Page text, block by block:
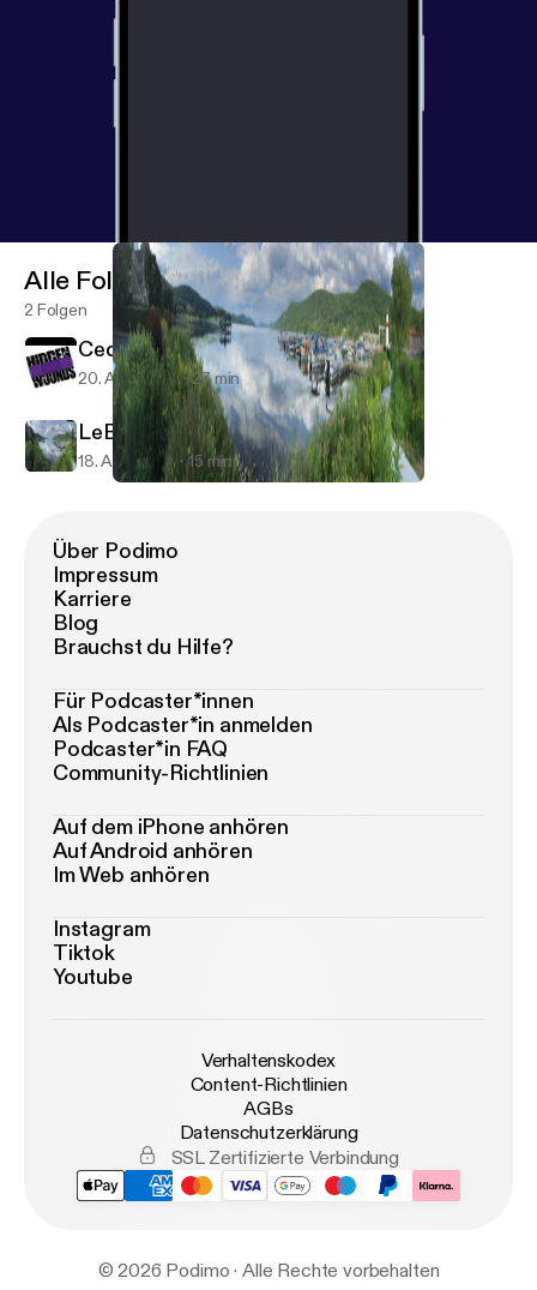
Alle Folgen
2 Folgen
Cedarian Crawford
20. Aug. 2018 27 min
LeBron James or LeBron Shame?
18. Aug. 2018 15 min
Über Podimo
Impressum
Karriere
Blog
Brauchst du Hilfe?
Für Podcaster*innen
Als Podcaster*in anmelden
Podcaster*in FAQ
Community-Richtlinien
Auf dem iPhone anhören
Auf Android anhören
Im Web anhören
Instagram
Tiktok
Youtube
Verhaltenskodex
Content-Richtlinien
AGBs
Datenschutzerklärung
SSL Zertifizierte Verbindung
© 2026 Podimo · Alle Rechte vorbehalten